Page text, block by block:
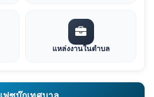
แหล่งงานในตำบล